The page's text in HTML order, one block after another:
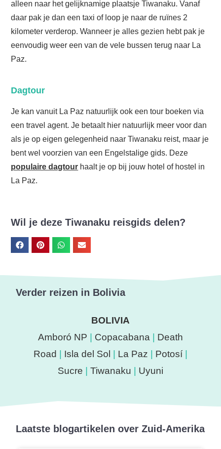
alleen naar het gelijknamige plaatsje Tiwanaku. Vanaf
daar pak je dan een taxi of loop je naar de ruïnes 2
kilometer verderop. Wanneer je alles gezien hebt pak je
eenvoudig weer een van de vele bussen terug naar La
Paz.
Dagtour
Je kan vanuit La Paz natuurlijk ook een tour boeken via
een travel agent. Je betaalt hier natuurlijk meer voor dan
als je op eigen gelegenheid naar Tiwanaku reist, maar je
bent wel voorzien van een Engelstalige gids. Deze
populaire dagtour haalt je op bij jouw hotel of hostel in
La Paz.
Wil je deze Tiwanaku reisgids delen?
Verder reizen in Bolivia
BOLIVIA
Amboró NP | Copacabana | Death
Road | Isla del Sol | La Paz | Potosí |
Sucre | Tiwanaku | Uyuni
Laatste blogartikelen over Zuid-Amerika